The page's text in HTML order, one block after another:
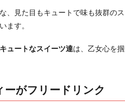
、見た目もキュートで味も抜群の
ます。
ュートなスイーツ達は、乙女心を
がフリードリンク